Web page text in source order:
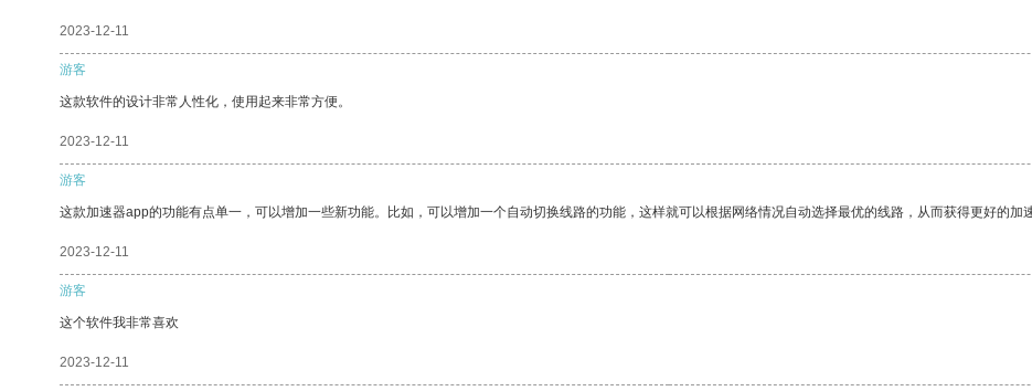
2023-12-11
游客
这款软件的设计非常人性化，使用起来非常方便。
2023-12-11
游客
这款加速器app的功能有点单一，可以增加一些新功能。比如，可以增加一个自动切换线路的功能，这样就可以根据网络情况自动选择最优的线路，从而获得更好的加速
2023-12-11
游客
这个软件我非常喜欢
2023-12-11